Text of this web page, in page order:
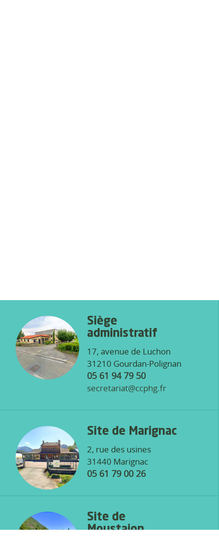
Siège
administratif
17, avenue de Luchon
31210 Gourdan-Polignan
05 61 94 79 50
secretariat@ccphg.fr
Site de Marignac
2, rue des usines
31440 Marignac
05 61 79 00 26
Site de
Moustajon